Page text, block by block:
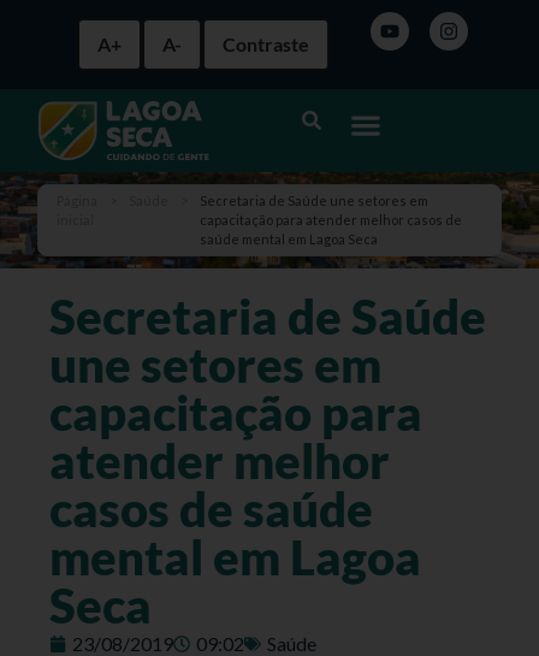
A+ A- Contraste
Secretaria de Saúde une setores em
capacitação para atender melhor casos de
saúde mental em Lagoa Seca
Secretaria de Saúde
une setores em
capacitação para
atender melhor
casos de saúde
mental em Lagoa
Seca
23/08/2019 09:02 Saúde